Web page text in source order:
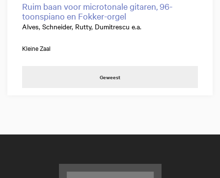
Ruim baan voor microtonale gitaren, 96-
toonspiano en Fokker-orgel
Alves, Schneider, Rutty, Dumitrescu e.a.
Kleine Zaal
Geweest